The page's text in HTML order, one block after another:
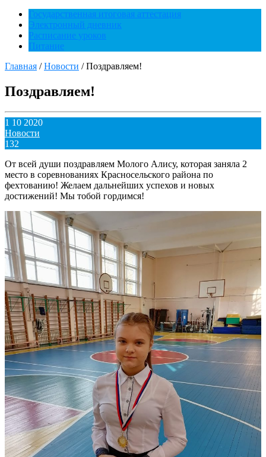
Государственная итоговая аттестация
Электронный дневник
Расписание уроков
Питание
Главная /Новости /Поздравляем!
Поздравляем!
1 10 2020
Новости
132
От всей души поздравляем Молого Алису, которая заняла 2
место в соревнованиях Красносельского района по
фехтованию! Желаем дальнейших успехов и новых
достижений! Мы тобой гордимся!